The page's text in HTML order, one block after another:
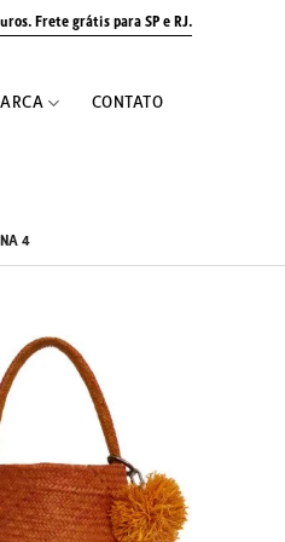
Frete grátis para SP e RJ.
CONTATO
4